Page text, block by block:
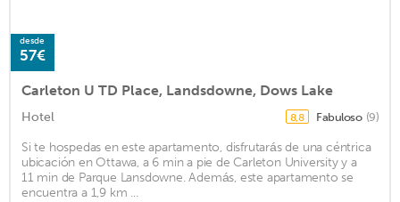
desde
57€
Carleton U TD Place, Landsdowne, Dows Lake
Hotel 8,8 Fabuloso (9)
Si te hospedas en este apartamento, disfrutarás de una céntrica
ubicación en Ottawa, a 6 min a pie de Carleton University y a
11 min de Parque Lansdowne. Además, este apartamento se
encuentra a 1,9 km ...